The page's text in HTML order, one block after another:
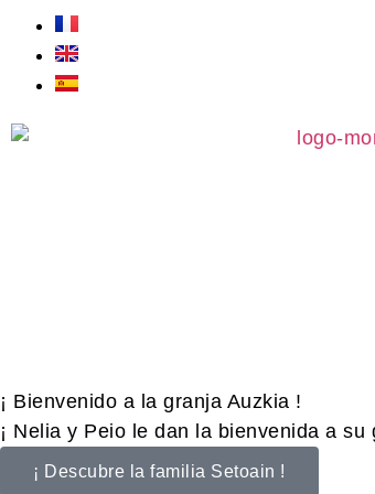
¡ Bienvenido a la granja Auzkia !
¡ Nelia y Peio le dan la bienvenida a
¡ Descubre la familia Setoain !